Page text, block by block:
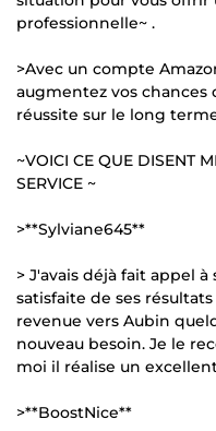
professionnelle~ .
>Avec un compte
augmentez vos
réussite sur le long
~VOICI CE QUE DISENT
SERVICE ~
>**Sylviane645**
> J'avais déjà fait appel
satisfaite de ses
revenue vers Aubin
nouveau besoin. Je le
moi il réalise un
>**BoostNice**